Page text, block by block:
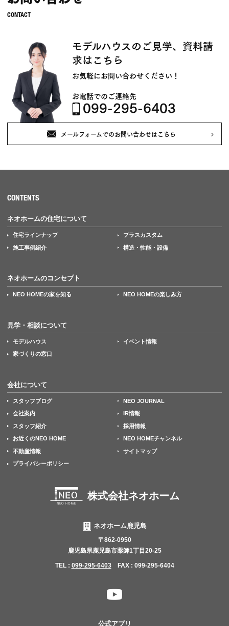
モデルハウスのご見学、資料請
求はこちら
お気軽にお問い合わせください！
お電話でのご連絡先
099-295-6403
メールフォームでのお問い合わせはこちら
CONTENTS
ネオホームの住宅について
住宅ラインナップ プラスカスタム
施工事例紹介 構造・性能・設備
ネオホームのコンセプト
NEO HOMEの家を知る NEO HOMEの楽しみ方
見学・相談について
モデルハウス イベント情報
家づくりの窓口
会社について
スタッフブログ NEO JOURNAL
会社案内 IR情報
スタッフ紹介 採用情報
お近くのNEO HOME NEO HOMEチャンネル
不動産情報 サイトマップ
プライバシーポリシー
株式会社ネオホーム
ネオホーム鹿児島
〒862-0950
鹿児島県鹿児島市薬師1丁目20-25
TEL : 099-295-6403 FAX : 099-295-6404
公式アプリ